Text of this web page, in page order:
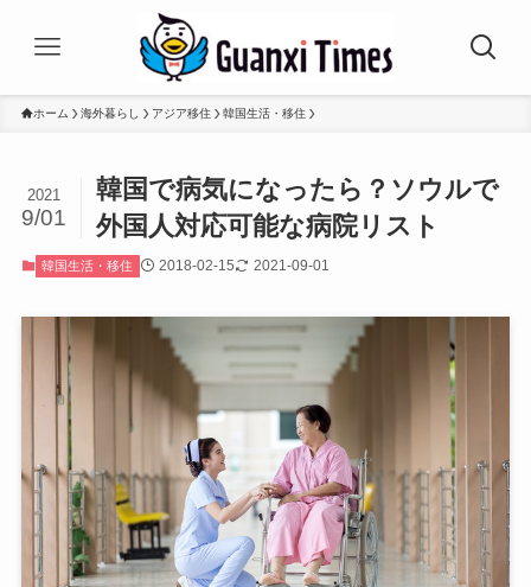
ホーム 海外暮らし アジア移住 韓国生活・移住
韓国で病気になったら？ソウルで
外国人対応可能な病院リスト
2021
9/01
韓国生活・移住 2018-02-15 2021-09-01